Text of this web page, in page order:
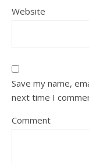
Website
Save my name,
next time I
Comment